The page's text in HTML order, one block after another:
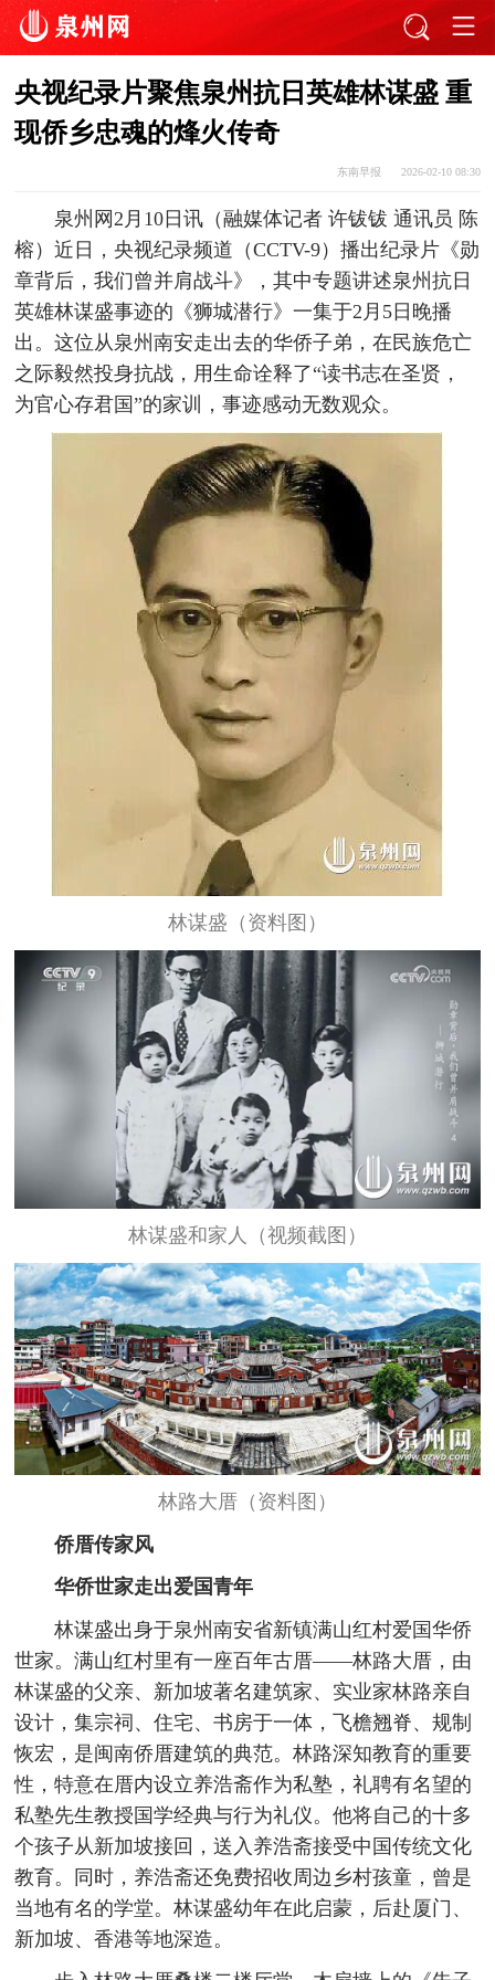
央视纪录片聚焦泉州抗日英雄林谋盛 重
现侨乡忠魂的烽火传奇
东南早报 2026-02-10 08:30
泉州网2月10日讯（融媒体记者 许钹钹 通讯员 陈
榕）近日，央视纪录频道（CCTV-9）播出纪录片《勋
章背后，我们曾并肩战斗》，其中专题讲述泉州抗日
英雄林谋盛事迹的《狮城潜行》一集于2月5日晚播
出。这位从泉州南安走出去的华侨子弟，在民族危亡
之际毅然投身抗战，用生命诠释了“读书志在圣贤，
为官心存君国”的家训，事迹感动无数观众。
林谋盛（资料图）
林谋盛和家人（视频截图）
林路大厝（资料图）
侨厝传家风
华侨世家走出爱国青年
林谋盛出身于泉州南安省新镇满山红村爱国华侨
世家。满山红村里有一座百年古厝——林路大厝，由
林谋盛的父亲、新加坡著名建筑家、实业家林路亲自
设计，集宗祠、住宅、书房于一体，飞檐翘脊、规制
恢宏，是闽南侨厝建筑的典范。林路深知教育的重要
性，特意在厝内设立养浩斋作为私塾，礼聘有名望的
私塾先生教授国学经典与行为礼仪。他将自己的十多
个孩子从新加坡接回，送入养浩斋接受中国传统文化
教育。同时，养浩斋还免费招收周边乡村孩童，曾是
当地有名的学堂。林谋盛幼年在此启蒙，后赴厦门、
新加坡、香港等地深造。